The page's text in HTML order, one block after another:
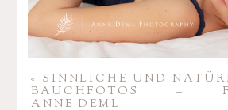
«
SINN­LICHE UND
BAUCH­FOTOS –
ANNE DEML